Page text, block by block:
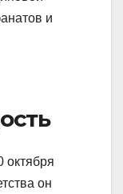
и
октября
он